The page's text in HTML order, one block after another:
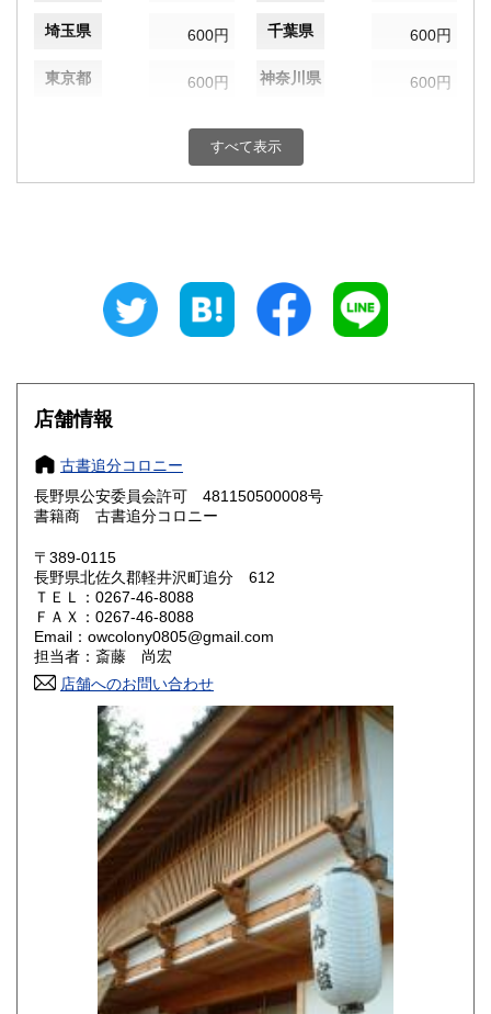
埼玉県 600円 千葉県 600円
東京都 600円 神奈川県 600円
600円 富山県
600円 三重県
大阪府
奈良県
鳥取県 600円 島根県
岡山県
山口県 600円
香川県 600円 愛媛県
高知県 600円
600円 長崎県
600円 大分県
600円 鹿児島県
600円
すべて表示
店舗情報
古書追分コロニー
長野県公安委員会許可 481150500008号
書籍商 古書追分コロニー
〒389-0115
長野県北佐久郡軽井沢町追分 612
ＴＥＬ：0267-46-8088
ＦＡＸ：0267-46-8088
Email：owcolony0805@gmail.com
担当者：斎藤 尚宏
店舗へのお問い合わせ